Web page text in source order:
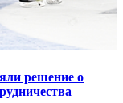
решение о